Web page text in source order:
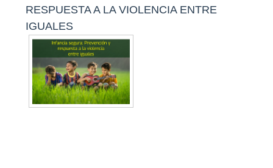
RESPUESTA A LA VIOLENCIA ENTRE
IGUALES